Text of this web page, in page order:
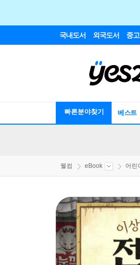
국내도서 외국도서 중
빠른분야찾기 베스트
웰컴 eBook 어린